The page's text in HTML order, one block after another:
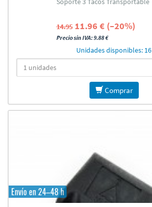
14.95 11.96 € (–20%)
Precio sin IVA: 9.88 €
Unidades disponibles: 16
Comprar
Envío en 24–48 h